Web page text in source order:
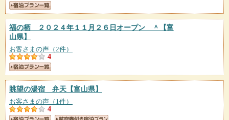
福の栖 ２０２４年１１月２６日オープン ＾
【富
山県】
お客さまの声（2件）
4
眺望の湯宿 弁天 【富山県】
お客さまの声（1件）
4